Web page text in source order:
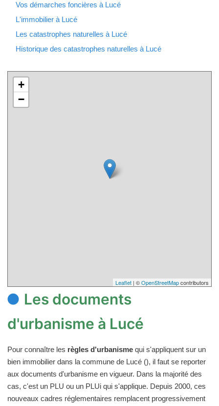
Vos démarches foncières à Lucé
L'immobilier à Lucé
Les catastrophes naturelles à Lucé
Historique des catastrophes naturelles à Lucé
+
−
Leaflet | ©OpenStreetMapcontributors
Les documents
d'urbanisme à Lucé
Pour connaître les règles d'urbanisme qui s'appliquent sur un
bien immobilier dans la commune de Lucé (), il faut se reporter
aux documents d'urbanisme en vigueur. Dans la majorité des
cas, c'est un PLU ou un PLUi qui s'applique. Depuis 2000, ces
nouveaux cadres réglementaires remplacent progressivement